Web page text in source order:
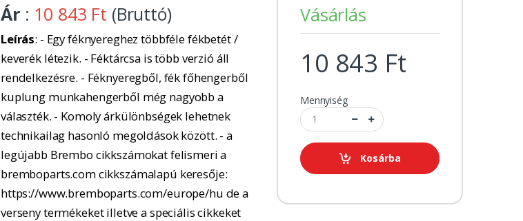
Ár : 10 843 Ft (Bruttó)
Leírás: - Egy féknyereghez többféle fékbetét /
keverék létezik. - Féktárcsa is több verzió áll
rendelkezésre. - Féknyeregből, fék főhengerből
kuplung munkahengerből még nagyobb a
választék. - Komoly árkülönbségek lehetnek
technikailag hasonló megoldások között. - a
legújabb Brembo cikkszámokat felismeri a
bremboparts.com cikkszámalapú keresője:
https://www.bremboparts.com/europe/hu de a
verseny termékeket illetve a speciális cikkeket
Vásárlás
10 843 Ft
Mennyiség
Kosárba